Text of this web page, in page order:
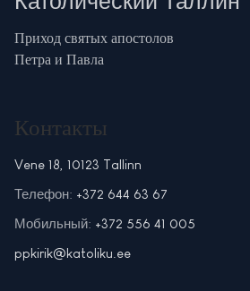
Приход святых апостолов
Петра и Павла
Контакты
Vene 18, 10123 Tallinn
Телефон: +372 644 63 67
Мобильный: +372 556 41 005
ppkirik@katoliku.ee